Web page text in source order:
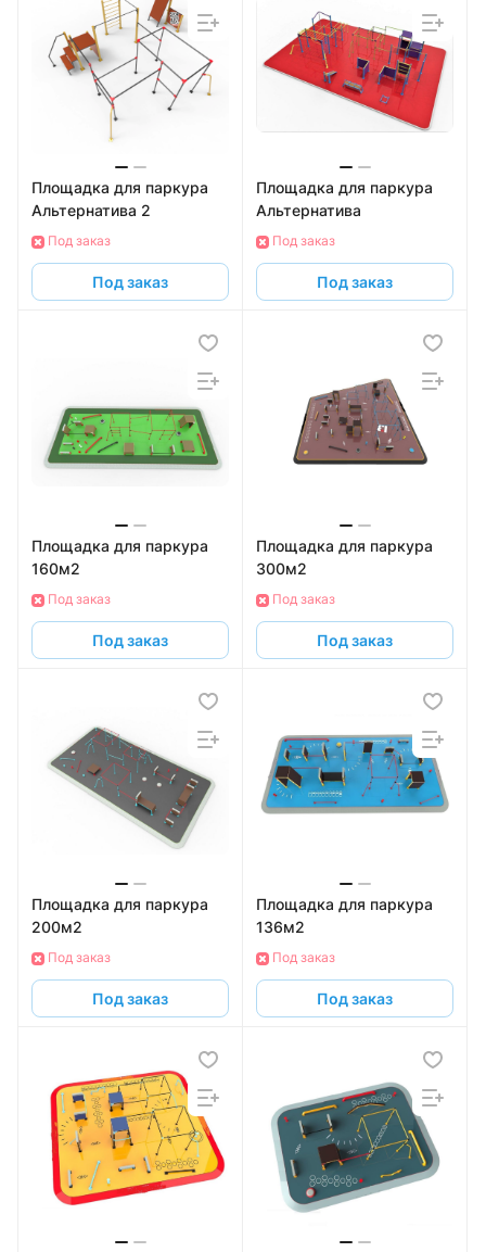
Площадка для паркура
Альтернатива 2
Под заказ
Под заказ
Площадка для паркура
Альтернатива
Под заказ
Под заказ
Площадка для паркура
160м2
Под заказ
Под заказ
Площадка для паркура
300м2
Под заказ
Под заказ
Площадка для паркура
200м2
Под заказ
Под заказ
Площадка для паркура
136м2
Под заказ
Под заказ